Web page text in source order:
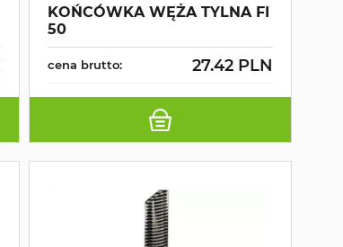
KOŃCÓWKA WĘŻA TYLNA FI
50
cena brutto: 27.42 PLN